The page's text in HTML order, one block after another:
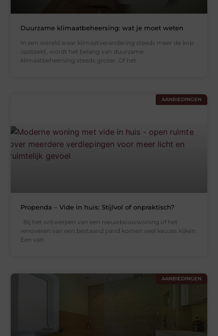
Duurzame klimaatbeheersing: wat je moet weten
In een wereld waar klimaatverandering steeds meer de kop
opsteekt, wordt het belang van duurzame
klimaatbeheersing steeds groter. Of het
AANBIEDINGEN
Propenda – Vide in huis: Stijlvol of onpraktisch?
Bij het ontwerpen van een nieuwbouwwoning of het
renoveren van een bestaand pand komen veel keuzes kijken.
Een van
AANBIEDINGEN